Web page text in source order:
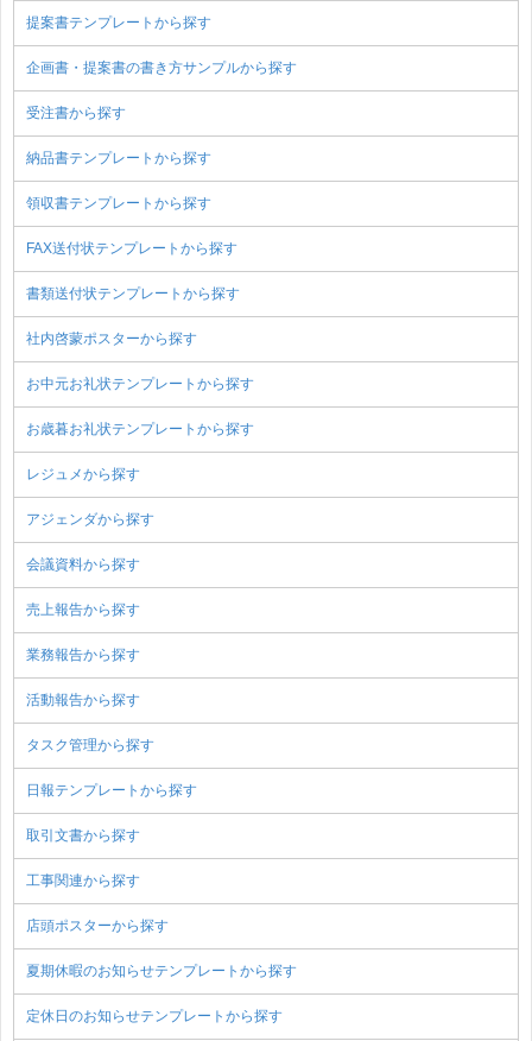
提案書テンプレートから探す
企画書・提案書の書き方サンプルから探す
受注書から探す
納品書テンプレートから探す
領収書テンプレートから探す
FAX送付状テンプレートから探す
書類送付状テンプレートから探す
社内啓蒙ポスターから探す
お中元お礼状テンプレートから探す
お歳暮お礼状テンプレートから探す
レジュメから探す
アジェンダから探す
会議資料から探す
売上報告から探す
業務報告から探す
活動報告から探す
タスク管理から探す
日報テンプレートから探す
取引文書から探す
工事関連から探す
店頭ポスターから探す
夏期休暇のお知らせテンプレートから探す
定休日のお知らせテンプレートから探す